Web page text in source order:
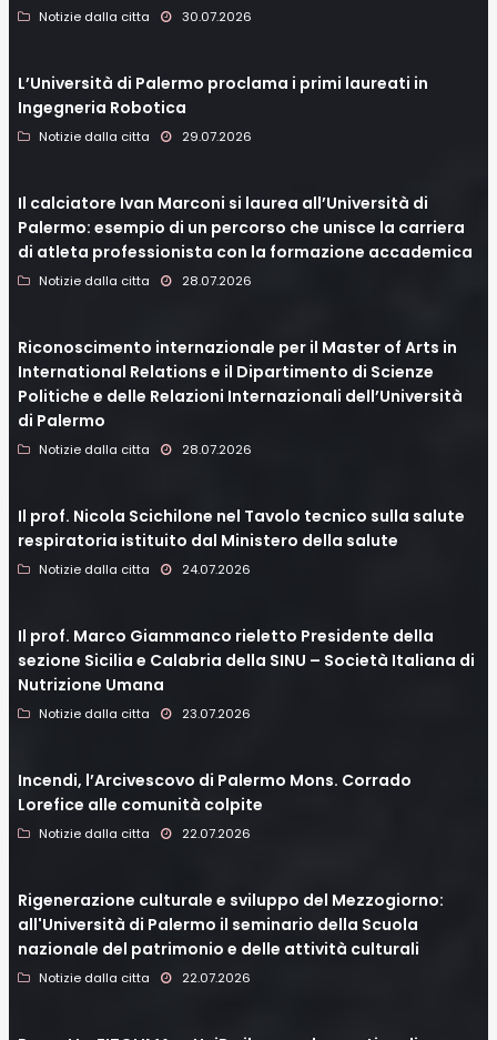
Notizie dalla citta 30.07.2026
L’Università di Palermo proclama i primi laureati in
Ingegneria Robotica
Notizie dalla citta 29.07.2026
Il calciatore Ivan Marconi si laurea all’Università di
Palermo: esempio di un percorso che unisce la carriera
di atleta professionista con la formazione accademica
Notizie dalla citta 28.07.2026
Riconoscimento internazionale per il Master of Arts in
International Relations e il Dipartimento di Scienze
Politiche e delle Relazioni Internazionali dell’Università
di Palermo
Notizie dalla citta 28.07.2026
Il prof. Nicola Scichilone nel Tavolo tecnico sulla salute
respiratoria istituito dal Ministero della salute
Notizie dalla citta 24.07.2026
Il prof. Marco Giammanco rieletto Presidente della
sezione Sicilia e Calabria della SINU – Società Italiana di
Nutrizione Umana
Notizie dalla citta 23.07.2026
Incendi, l’Arcivescovo di Palermo Mons. Corrado
Lorefice alle comunità colpite
Notizie dalla citta 22.07.2026
Rigenerazione culturale e sviluppo del Mezzogiorno:
all'Università di Palermo il seminario della Scuola
nazionale del patrimonio e delle attività culturali
Notizie dalla citta 22.07.2026